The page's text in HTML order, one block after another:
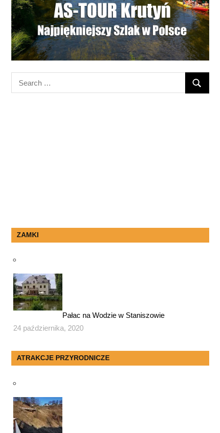
for:
SEARCH
ZAMKI
Pałac na Wodzie w Staniszowie
24 października, 2020
ATRAKCJE PRZYRODNICZE